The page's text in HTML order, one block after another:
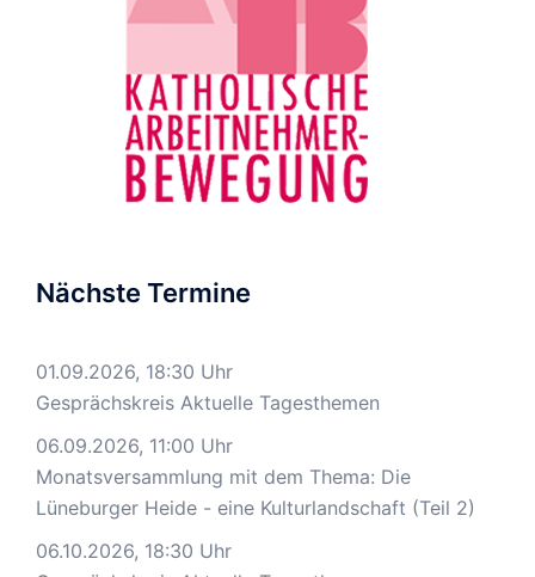
Nächste Termine
01.09.2026, 18:30 Uhr
Gesprächskreis Aktuelle Tagesthemen
06.09.2026, 11:00 Uhr
Monatsversammlung mit dem Thema: Die
Lüneburger Heide - eine Kulturlandschaft (Teil 2)
06.10.2026, 18:30 Uhr